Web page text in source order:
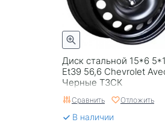
Диск стальной 15*6
Et39 56,6 Chevrolet
Черные ТЗСК
Сравнить Отложить
В наличии